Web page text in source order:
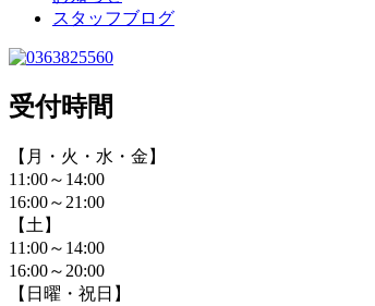
スタッフブログ
受付時間
【月・火・水・金】
11:00～14:00
16:00～21:00
【土】
11:00～14:00
16:00～20:00
【日曜・祝日】